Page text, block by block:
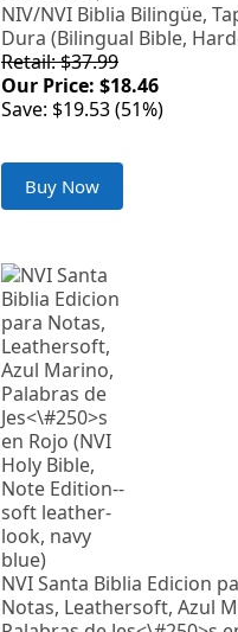
NIV/NVI Biblia Bilingüe,
Dura (Bilingual Bible,
Retail: $37.99
Our Price: $18.46
Save: $19.53 (51%)
Buy Now
NVI Santa Biblia Edicion
Notas, Leathersoft, Azul